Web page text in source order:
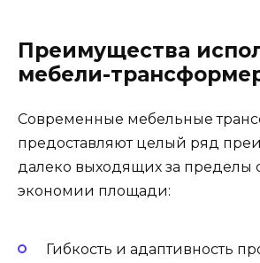
Преимущества
мебели-
Современные мебельные
предоставляют целый ряд
далеко выходящих за пределы
экономии площади:
Гибкость и адаптивность